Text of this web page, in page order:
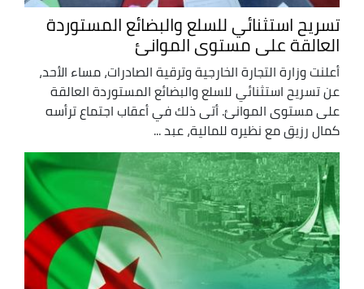
تسريح استثنائي للسلع والبضائع المستوردة
العالقة على مستوى الموانئ
أعلنت وزارة التجارة الخارجية وترقية الصادرات، مساء الأحد،
عن تسريح استثنائي للسلع والبضائع المستوردة العالقة
على مستوى الموانئ. أتى ذلك في أعقاب اجتماع ترأسه
كمال رزيق مع نظيره للمالية، عبد ...